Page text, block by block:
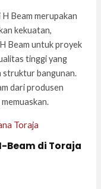
Beam merupakan
kekuatan,
Beam untuk proyek
tinggi yang
struktur bangunan.
dari produsen
Toraja
Beam di Toraja